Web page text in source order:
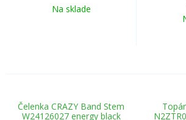
Na sklade
Čelenka CRAZY Band Stem
W24126027 energy black